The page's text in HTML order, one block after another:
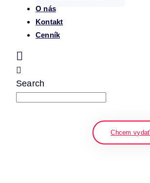
O nás
Kontakt
Cenník
Search
Chcem